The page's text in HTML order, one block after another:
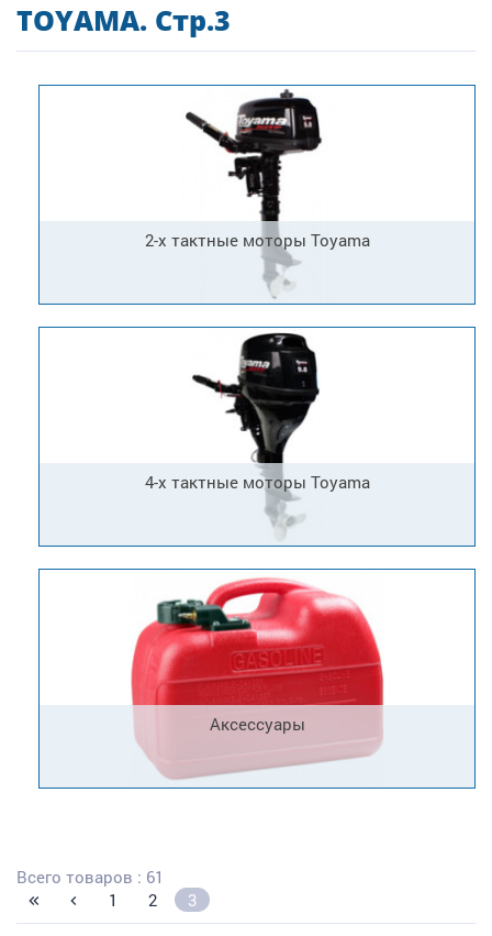
TOYAMA. Стр.3
2-х тактные моторы Toyama
4-х тактные моторы Toyama
Аксессуары
Всего товаров : 61
1
2 3